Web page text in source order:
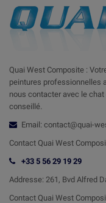
Quai West Composite :
peintures professionnelles
nous contacter avec le
conseillé.
Email: contact@quai-
Contact Quai West
+33 5 56 29 19 29
Addresse: 261, Bvd Alfred
Contact Quai West